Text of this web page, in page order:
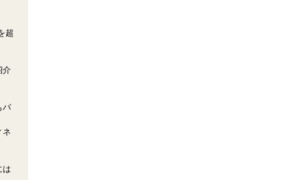
超
介
バ
ネ
は